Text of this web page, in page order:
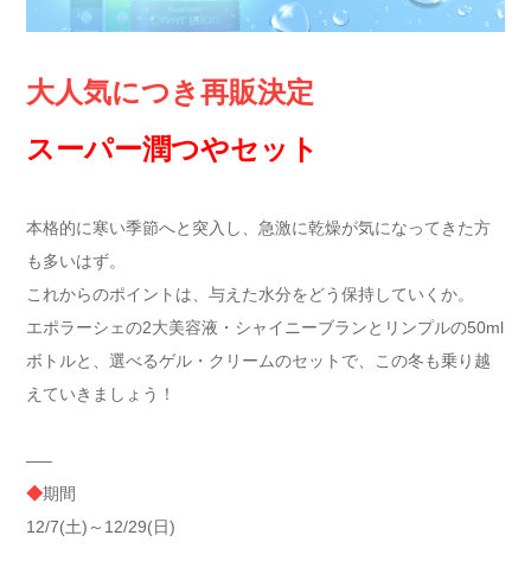
大人気につき再販決定
スーパー潤つやセット
本格的に寒い季節へと突入し、急激に乾燥が気になってきた方
も多いはず。
これからのポイントは、与えた水分をどう保持していくか。
エポラーシェの2大美容液・シャイニーブランとリンプルの50ml
ボトルと、選べるゲル・クリームのセットで、この冬も乗り越
えていきましょう！
—–
◆期間
12/7(土)～12/29(日)